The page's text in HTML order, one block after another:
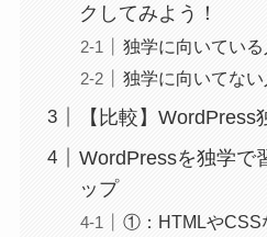
クしてみよう！
独学に向いてい
独学に向いてな
【比較】WordPress
WordPressを独学で
ップ
①：HTMLやCSS